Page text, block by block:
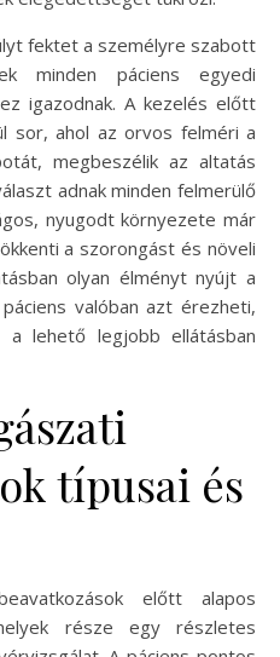
fektet a személyre szabott
minden páciens egyedi
igazodnak. A kezelés előtt
sor, ahol az orvos felméri a
megbeszélik az altatás
adnak minden felmerülő
nyugodt környezete már
a szorongást és növeli
olyan élményt nyújt a
valóban azt érezheti,
lehető legjobb ellátásban
típusai és
előtt alapos
része egy részletes